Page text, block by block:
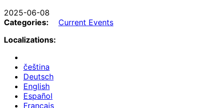
2025-06-08
Categories:
Current Events
Localizations:
čeština
Deutsch
English
Español
Français